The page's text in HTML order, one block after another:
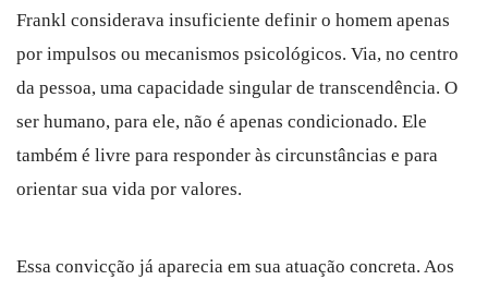
Frankl considerava insuficiente definir o homem apenas
por impulsos ou mecanismos psicológicos. Via, no centro
da pessoa, uma capacidade singular de transcendência. O
ser humano, para ele, não é apenas condicionado. Ele
também é livre para responder às circunstâncias e para
orientar sua vida por valores.
Essa convicção já aparecia em sua atuação concreta. Aos